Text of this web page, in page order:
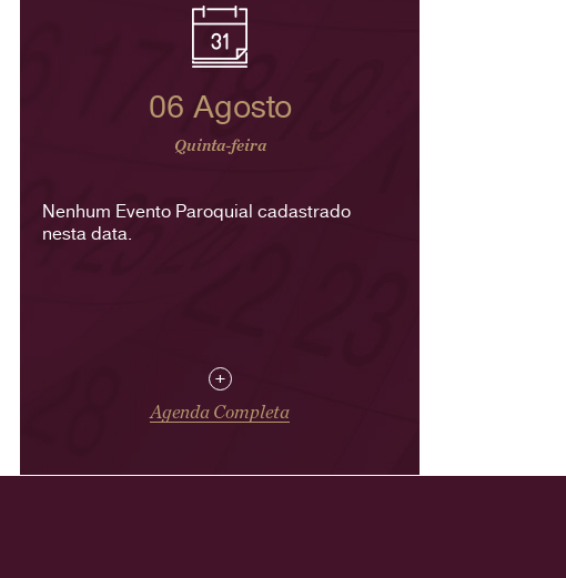
06 Agosto
Quinta-feira
Nenhum Evento Paroquial cadastrado
nesta data.
+
Agenda Completa